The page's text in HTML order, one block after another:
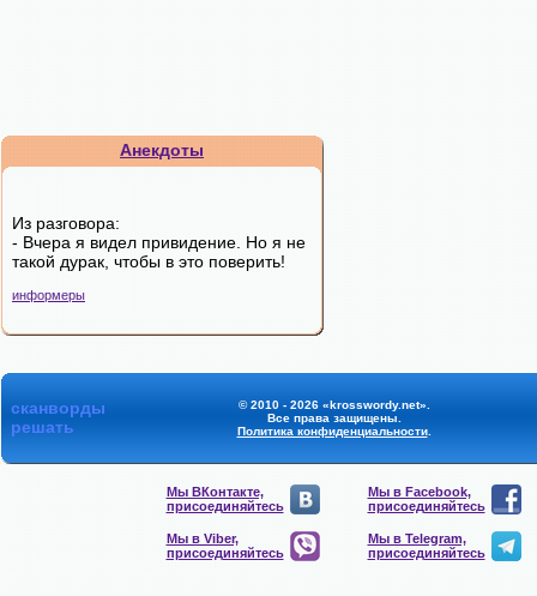
Анекдоты
Из разговора:
- Вчера я видел привидение. Но я не
такой дурак, чтобы в это поверить!
информеры
сканворды
решать
© 2010 - 2026 «krosswordy.net».
Все права защищены.
Политика конфиденциальности.
Мы ВКонтакте,
присоединяйтесь
Мы в Facebook,
присоединяйтесь
Мы в Viber,
присоединяйтесь
Мы в Telegram,
присоединяйтесь